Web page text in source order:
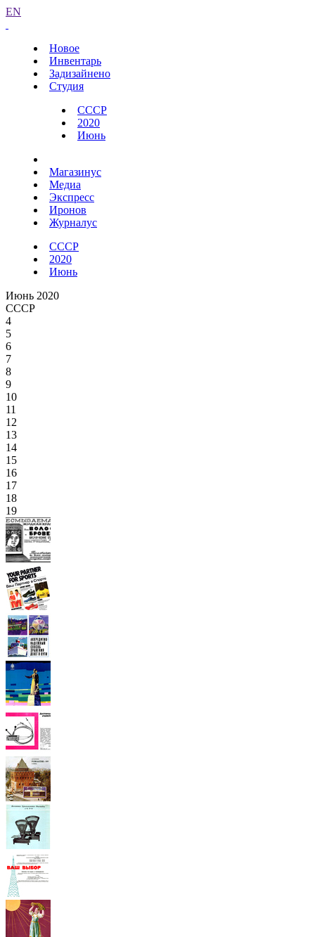
EN
Новое
Инвентарь
Задизайнено
Студия
СССР
2020
Июнь
Магазинус
Медиа
Экспресс
Иронов
Журналус
СССР
2020
Июнь
Июнь 2020
СССР
4
5
6
7
8
9
10
11
12
13
14
15
16
17
18
19